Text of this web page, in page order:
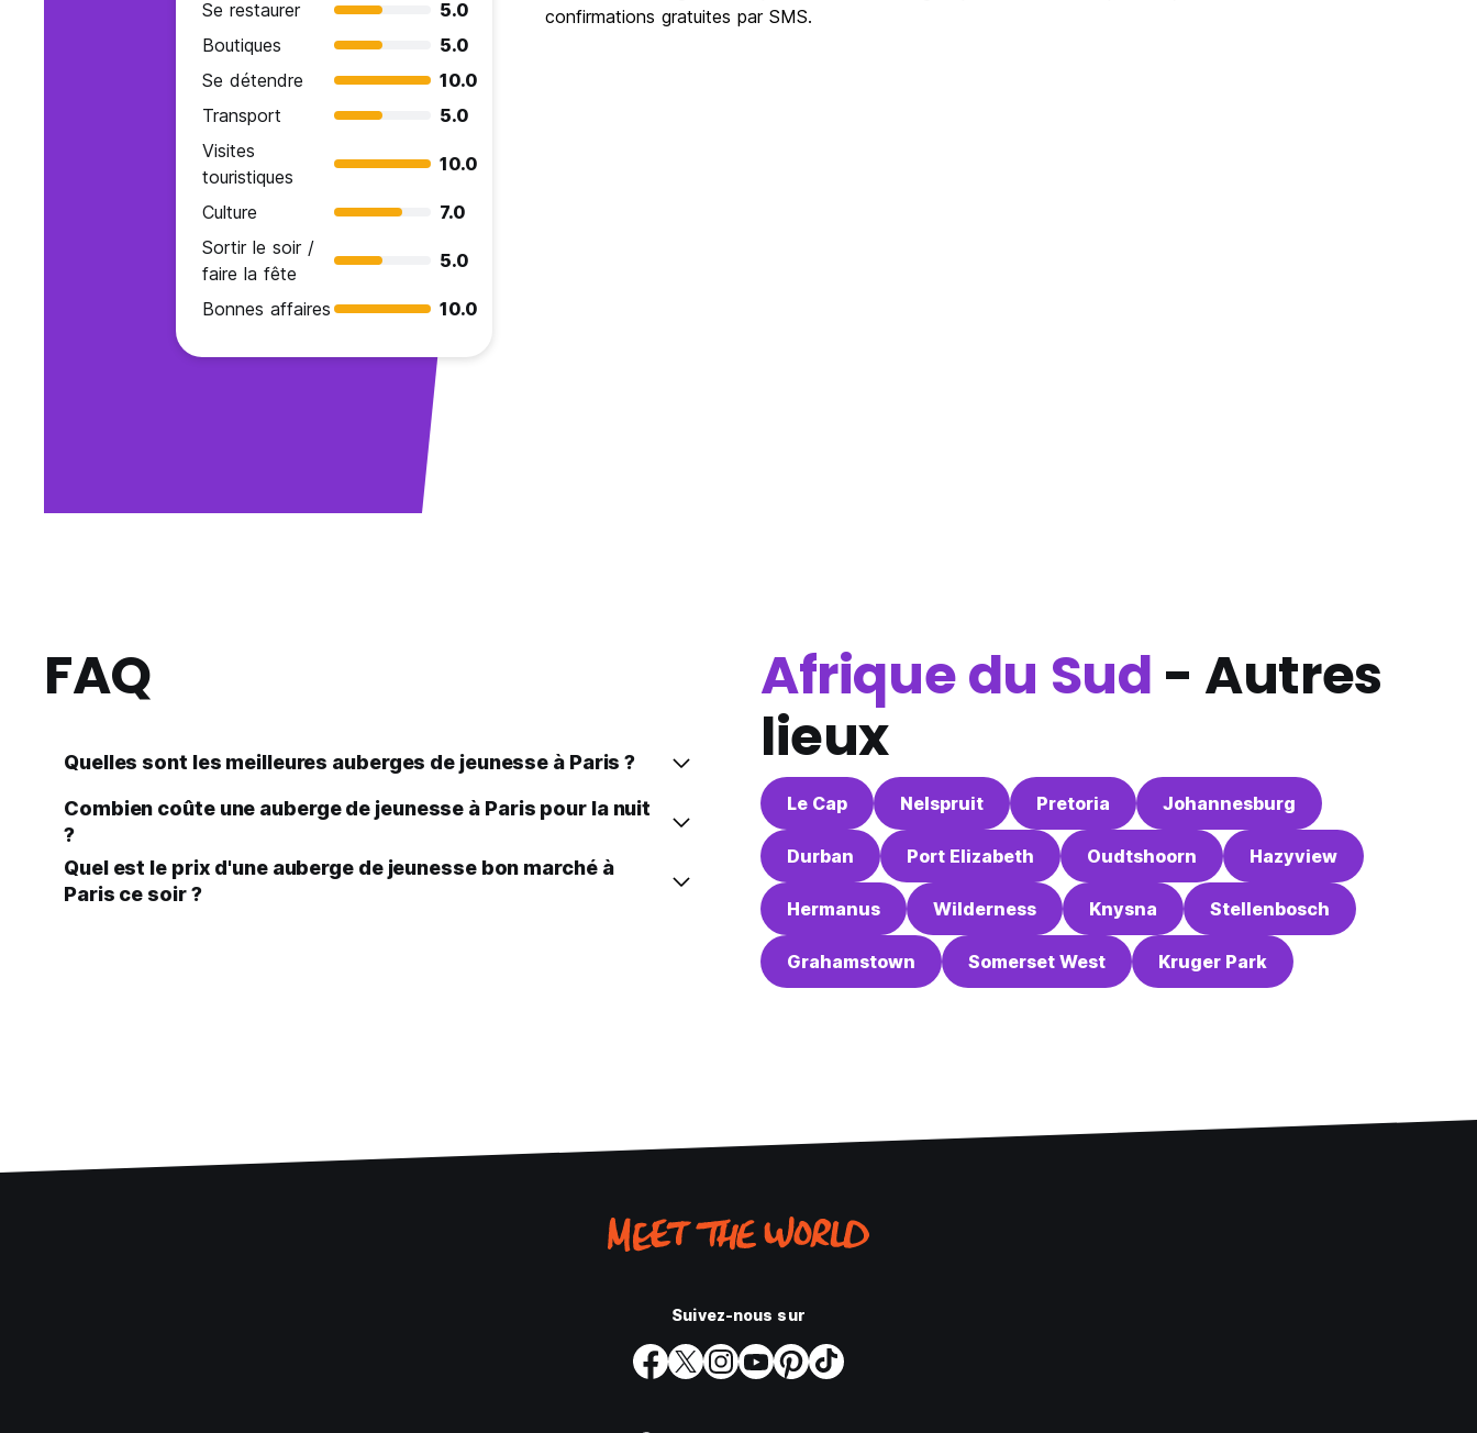
Se restaurer
5.0
Boutiques
5.0
Se détendre
10.0
Transport
5.0
Visites
touristiques
10.0
Culture
7.0
Sortir le soir /
faire la fête
5.0
Bonnes affaires 10.0
confirmations gratuites par SMS.
FAQ
Quelles sont les meilleures auberges de jeunesse à Paris ?
Combien coûte une auberge de jeunesse à Paris pour la nuit
?
Quel est le prix d'une auberge de jeunesse bon marché à
Paris ce soir ?
Afrique du Sud - Autres
lieux
Le Cap Nelspruit Pretoria Johannesburg
Durban Port Elizabeth Oudtshoorn Hazyview
Hermanus Wilderness Knysna Stellenbosch
Grahamstown Somerset West Kruger Park
Suivez-nous sur